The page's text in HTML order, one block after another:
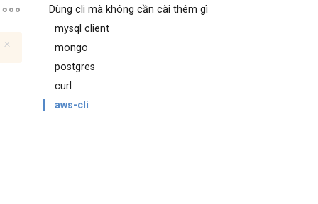
Dùng cli mà không cần cài thêm gì
mysql client
mongo
postgres
curl
aws-cli